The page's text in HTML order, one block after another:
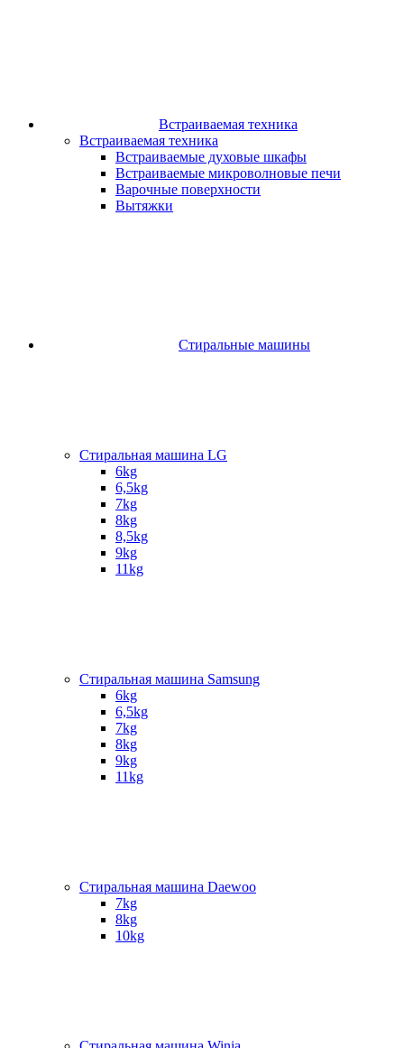
Встраиваемая техника
Встраиваемая техника
Встраиваемые духовые шкафы​
Встраиваемые микроволновые печи​
Варочные поверхности​
Вытяжки
Стиральные машины
Стиральная машина LG
6kg
6,5kg
7kg
8kg
8,5kg
9kg
11kg
Стиральная машина Samsung
6kg
6,5kg
7kg
8kg
9kg
11kg
Стиральная машина Daewoo
7kg
8kg
10kg